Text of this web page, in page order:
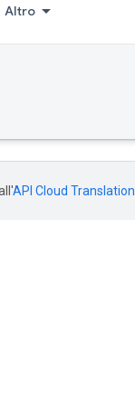
Altro
API Cloud Translation